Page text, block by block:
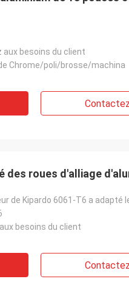
aux besoins du client
Chrome/poli/brosse/machina
Contactez
des roues d'alliage
besoins du client
Contactez